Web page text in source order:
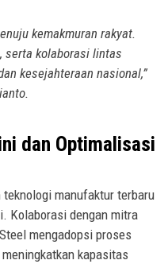
kemakmuran rakyat.
serta kolaborasi lintas
kesejahteraan nasional,”
dan Optimalisasi
manufaktur terbaru
Kolaborasi dengan mitra
mengadopsi proses
kapasitas